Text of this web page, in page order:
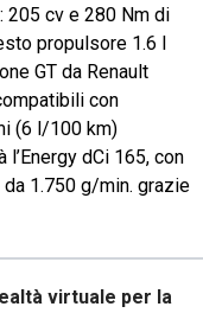
205 cv e 280 Nm di
propulsore 1.6 l
GT da Renault
con
(6 l/100 km)
l’Energy dCi 165, con
1.750 g/min. grazie
virtuale per la